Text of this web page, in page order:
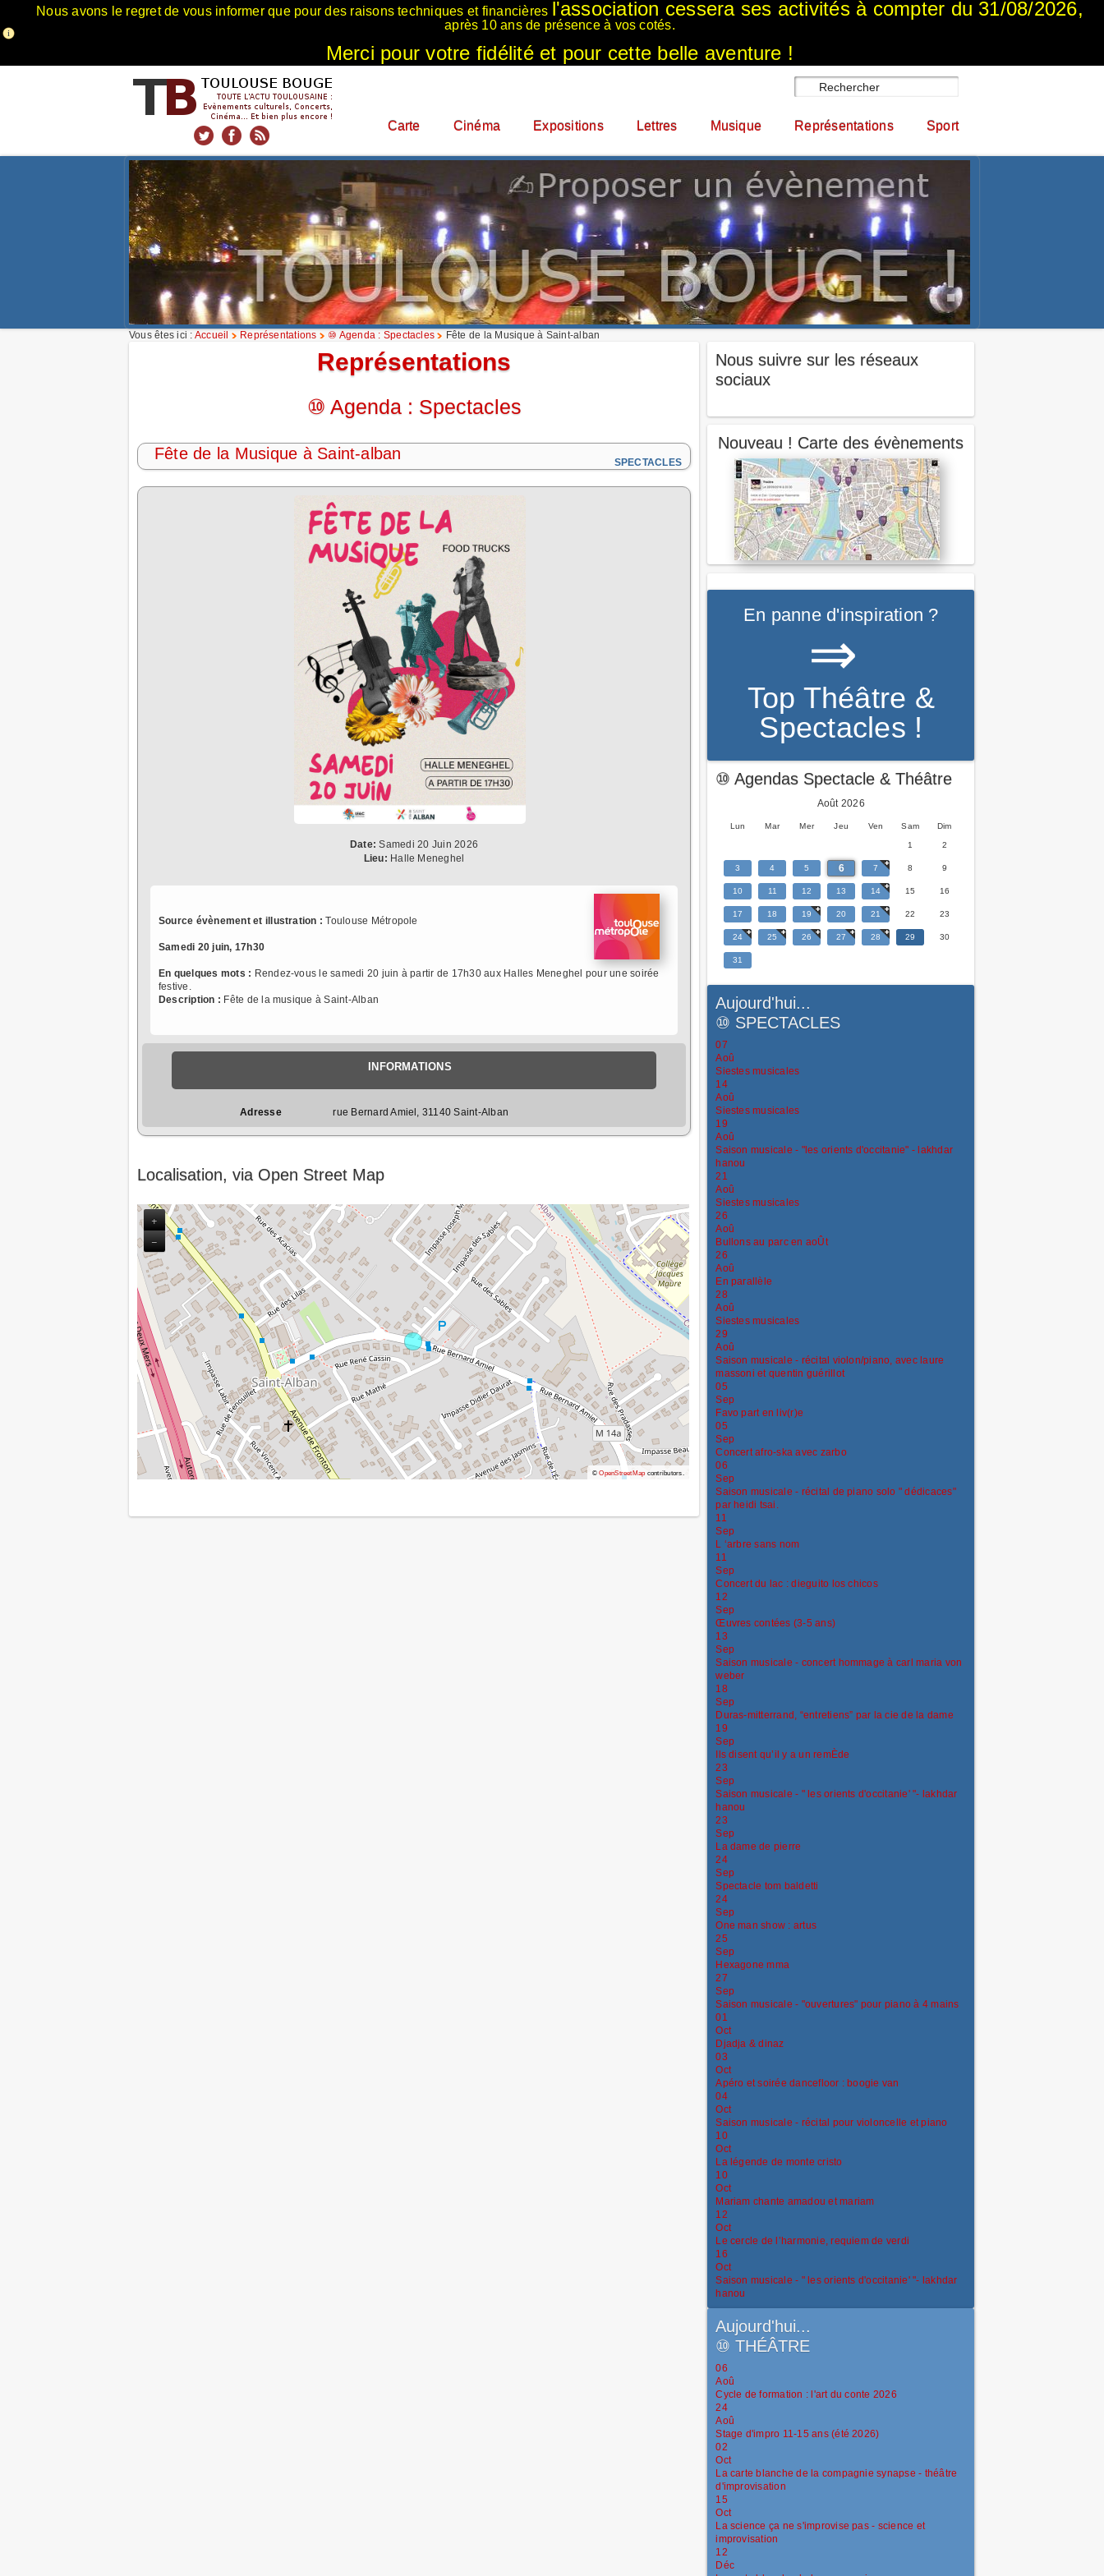
Nous avons le regret de vous informer que pour des raisons techniques et financières l'association cessera ses activités à compter du 31/08/2026,
après 10 ans de présence à vos cotés.
Merci pour votre fidélité et pour cette belle aventure !
Carte Cinéma Expositions Lettres Musique Représentations Sport
Vous êtes ici : Accueil Représentations ⑩ Agenda : Spectacles Fête de la Musique à Saint-alban
Représentations
⑩ Agenda : Spectacles
Fête de la Musique à Saint-alban SPECTACLES
Date: Samedi 20 Juin 2026
Lieu: Halle Meneghel
Source évènement et illustration : Toulouse Métropole
Samedi 20 juin, 17h30
En quelques mots : Rendez-vous le samedi 20 juin à partir de 17h30 aux Halles Meneghel pour une soirée
festive.
Description : Fête de la musique à Saint-Alban
INFORMATIONS
Adresse rue Bernard Amiel, 31140 Saint-Alban
Localisation, via Open Street Map
+
−
©OpenStreetMap contributors.
Nous suivre sur les réseaux
sociaux
Nouveau ! Carte des évènements
En panne d'inspiration ?
⇒
Top Théâtre &
Spectacles !
⑩ Agendas Spectacle & Théâtre
Août 2026
Lun Mar Mer Jeu Ven Sam Dim
1 2
3 4 5 6 7 8 9
10 11 12 13 14 15 16
17 18 19 20 21 22 23
24 25 26 27 28 29 30
31
Aujourd'hui...
⑩ SPECTACLES
07
Aoû
Siestes musicales
14
Aoû
Siestes musicales
19
Aoû
Saison musicale - "les orients d'occitanie" - lakhdar
hanou
21
Aoû
Siestes musicales
26
Aoû
Bullons au parc en aoÛt
26
Aoû
En parallèle
28
Aoû
Siestes musicales
29
Aoû
Saison musicale - récital violon/piano, avec laure
massoni et quentin guérillot
05
Sep
Favo part en liv(r)e
05
Sep
Concert afro-ska avec zarbo
06
Sep
Saison musicale - récital de piano solo " dédicaces"
par heidi tsai.
11
Sep
L ‘arbre sans nom
11
Sep
Concert du lac : dieguito los chicos
12
Sep
Œuvres contées (3-5 ans)
13
Sep
Saison musicale - concert hommage à carl maria von
weber
18
Sep
Duras-mitterrand, “entretiens” par la cie de la dame
19
Sep
Ils disent qu’il y a un remÈde
23
Sep
Saison musicale - " les orients d'occitanie' "- lakhdar
hanou
23
Sep
La dame de pierre
24
Sep
Spectacle tom baldetti
24
Sep
One man show : artus
25
Sep
Hexagone mma
27
Sep
Saison musicale - "ouvertures" pour piano à 4 mains
01
Oct
Djadja & dinaz
03
Oct
Apéro et soirée dancefloor : boogie van
04
Oct
Saison musicale - récital pour violoncelle et piano
10
Oct
La légende de monte cristo
10
Oct
Mariam chante amadou et mariam
12
Oct
Le cercle de l’harmonie, requiem de verdi
16
Oct
Saison musicale - " les orients d'occitanie' "- lakhdar
hanou
Aujourd'hui...
⑩THÉÂTRE
06
Aoû
Cycle de formation : l'art du conte 2026
24
Aoû
Stage d'impro 11-15 ans (été 2026)
02
Oct
La carte blanche de la compagnie synapse - théâtre
d'improvisation
15
Oct
La science ça ne s'improvise pas - science et
improvisation
12
Déc